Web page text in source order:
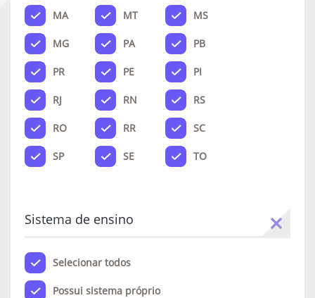
MA MT MS
MG PA PB
PR PE PI
RJ RN RS
RO RR SC
SP SE TO
Sistema de ensino
Selecionar todos
Possui sistema próprio